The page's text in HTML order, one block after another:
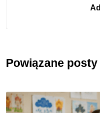
Powiązane posty